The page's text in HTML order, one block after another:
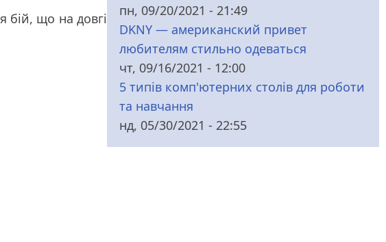
бій, що на довгі
пн, 09/20/2021 - 21:49
DKNY — американский привет
любителям стильно одеваться
чт, 09/16/2021 - 12:00
5 типів комп'ютерних столів для роботи
та навчання
нд, 05/30/2021 - 22:55